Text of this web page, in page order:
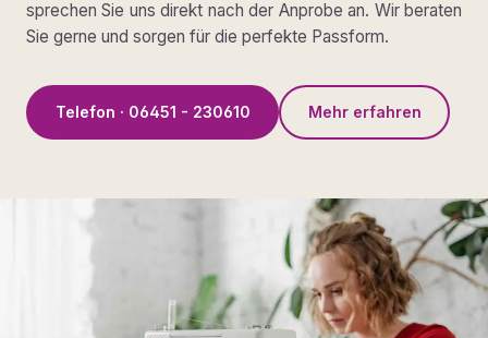
sprechen Sie uns direkt nach der Anprobe an. Wir beraten
Sie gerne und sorgen für die perfekte Passform.
Telefon · 06451 - 230610 Mehr erfahren